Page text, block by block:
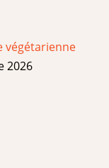
végétarienne
2026